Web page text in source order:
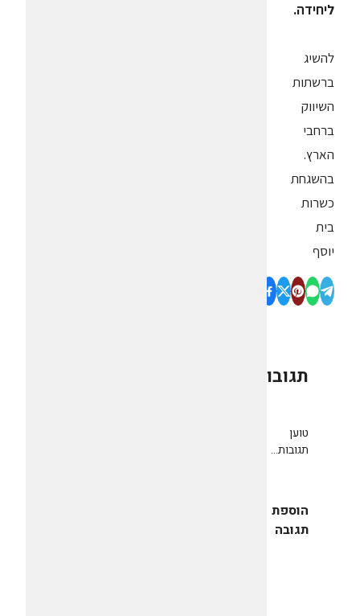
ליחידה.
להשיג
ברשתות
השיווק
ברחבי
הארץ.
בהשגחת
כשרות
בית
יוסף
תגובות
טוען
תגובות...
הוספת
תגובה